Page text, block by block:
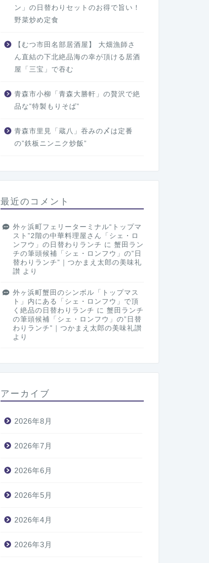
ン」の日替わりセットのお得で旨い！
野菜炒め定食
【むつ市田名部居酒屋】 大畑漁師さ
ん直結の下北絶品海の幸が頂ける居酒
屋「三宝」で吞む
青森市小柳「青森大勝軒」の贅沢で絶
品な”特製もりそば”
青森市里見「蔵八」吞みの〆は定番
の”鉄板ニンニク炒飯”
最近のコメント
外ヶ浜町フェリーターミナル“トップマ
スト”2階の中華料理屋さん「シェ・ロ
ンフウ」の日替わりランチ に 蟹田ラン
チの筆頭候補「シェ・ロンフウ」の”日
替わりランチ”｜つかまえ太郎の美味礼
讃 より
外ヶ浜町蟹田のシンボル「トップマス
ト」内にある「シェ・ロンフウ」で頂
く絶品の日替わりランチ に 蟹田ランチ
の筆頭候補「シェ・ロンフウ」の”日替
わりランチ”｜つかまえ太郎の美味礼讃
より
アーカイブ
2026年8月
2026年7月
2026年6月
2026年5月
2026年4月
2026年3月